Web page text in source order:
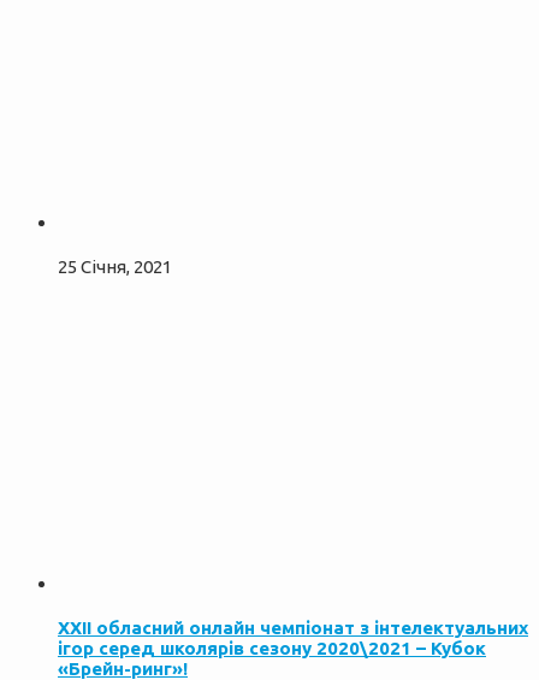
25 Січня, 2021
ХXІІ обласний онлайн чемпіонат з інтелектуальних
ігор серед школярів сезону 2020\2021 – Кубок
«Брейн-ринг»!